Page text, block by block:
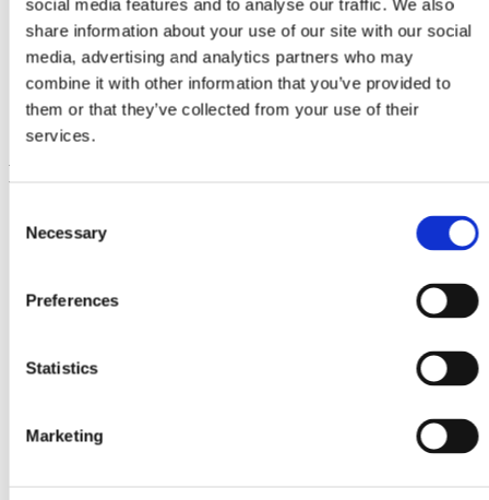
social media features and to analyse our traffic. We also
share information about your use of our site with our social
media, advertising and analytics partners who may
combine it with other information that you’ve provided to
them or that they’ve collected from your use of their
services.
Selection
Necessary
Preferences
Statistics
Marketing
Tubulatura si Parapeti
Produse Conexe